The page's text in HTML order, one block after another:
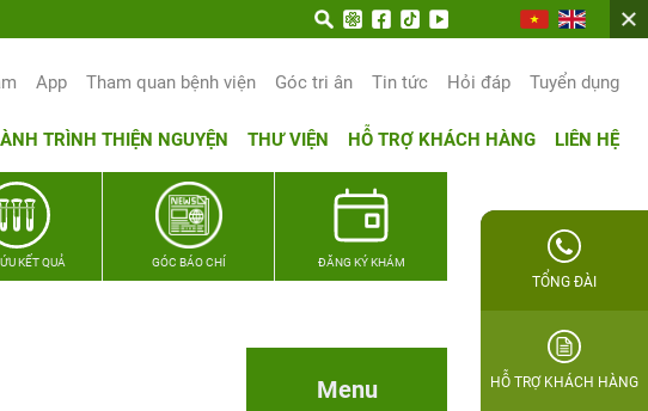
App Tham quan bệnh viện Góc tri ân Tin tức Hỏi đáp Tuyển dụng
TRÌNH THIỆN NGUYỆN THƯ VIỆN HỖ TRỢ KHÁCH HÀNG LIÊN HỆ
KẾT QUẢ GÓC BÁO CHÍ ĐĂNG KÝ KHÁM
Menu
TỔNG ĐÀI
HỖ TRỢ KHÁCH HÀNG